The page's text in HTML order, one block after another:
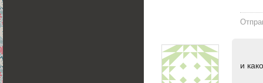
и